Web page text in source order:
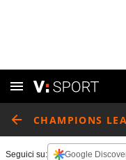
CHAMPIONS
Seguici su: Google